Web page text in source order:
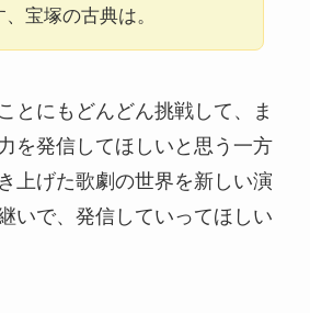
、宝塚の古典は。
とにもどんどん挑戦して、ま
を発信してほしいと思う一方
上げた歌劇の世界を新しい演
いで、発信していってほしい